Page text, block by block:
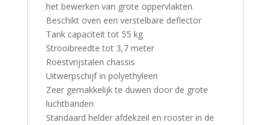
het bewerken van grote oppervlakten.
Beschikt oven een verstelbare deflector
Tank capaciteit tot 55 kg
Strooibreedte tot 3,7 meter
Roestvrijstalen chassis
Uitwerpschijf in polyethyleen
Zeer gemakkelijk te duwen door de grote
luchtbanden
Standaard helder afdekzeil en rooster in de